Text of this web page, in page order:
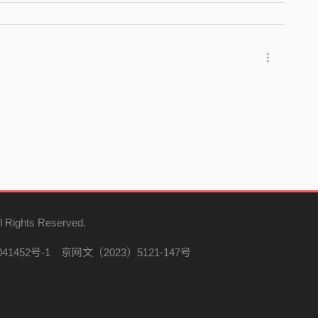
Rights Reserved.
号-1 京网文（2023）5121-147号